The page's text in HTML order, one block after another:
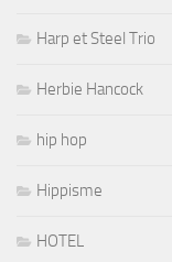
Harp et Steel Trio
Herbie Hancock
hip hop
Hippisme
HOTEL